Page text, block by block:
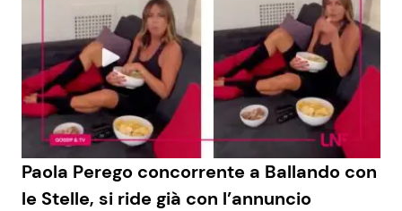
News Musica
News Spettacolo
Benessere
Casa
Cucina e Ricette
Consigli di Cucina
Paola Perego concorrente a Ballando con
le Stelle, si ride già con l’annuncio